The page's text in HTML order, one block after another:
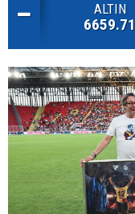
ALTIN
6659.71